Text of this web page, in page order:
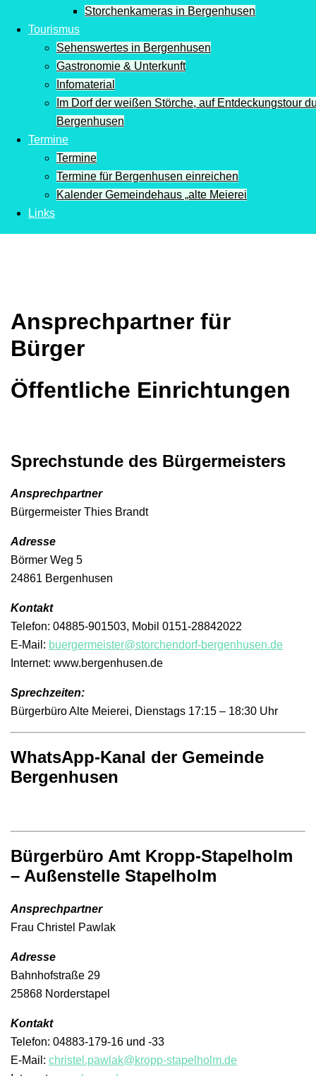
Storchenkameras in Bergenhusen
Tourismus
Sehenswertes in Bergenhusen
Gastronomie & Unterkunft
Infomaterial
Im Dorf der weißen Störche, auf Entdeckungstour
Bergenhusen
Termine
Termine
Termine für Bergenhusen einreichen
Kalender Gemeindehaus „alte Meierei
Links
Ansprechpartner für
Bürger
Öffentliche Einrichtungen
Sprechstunde des Bürgermeisters
Ansprechpartner
Bürgermeister Thies Brandt
Adresse
Börmer Weg 5
24861 Bergenhusen
Kontakt
Telefon: 04885-901503, Mobil 0151-28842022
E-Mail: buergermeister@storchendorf-bergenhusen.de
Internet: www.bergenhusen.de
Sprechzeiten:
Bürgerbüro Alte Meierei, Dienstags 17:15 – 18:30 Uhr
WhatsApp-Kanal der Gemeinde
Bergenhusen
Bürgerbüro Amt Kropp-Stapelholm
– Außenstelle Stapelholm
Ansprechpartner
Frau Christel Pawlak
Adresse
Bahnhofstraße 29
25868 Norderstapel
Kontakt
Telefon: 04883-179-16 und -33
E-Mail: christel.pawlak@kropp-stapelholm.de